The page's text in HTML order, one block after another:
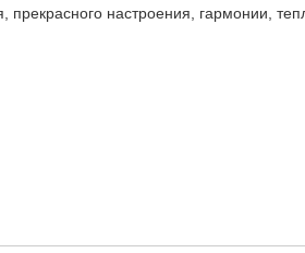
настроения, гармонии,